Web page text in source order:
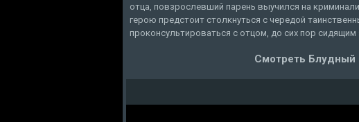
отца, повзрослевший парень выучился на
герою предстоит столкнуться с чередой
проконсультироваться с отцом, до сих пор
Смотреть Блудный